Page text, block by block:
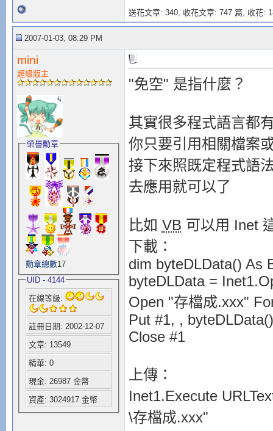
送花文章: 340, 收花文章: 747 篇, 收花:
2007-01-03, 08:29 PM
mini
超級版主
榮譽勳章
勳章總數17
UID - 4144
在線等級:
註冊日期: 2002-12-07
文章: 13549
精華: 0
現金: 26987 金幣
資產: 3024917 金幣
"免空" 是指什麼？
其實很多程式語言都
你只要引用相關檔案
接下來照既定程式語
去應用就可以了
比如 VB 可以用 Inet
下載：
dim byteDLData() As
byteDLData =
Open "存檔成.xxx"
Put #1, , byteDLData()
Close #1
上傳：
Inet1.Execute
\存檔成.xxx"